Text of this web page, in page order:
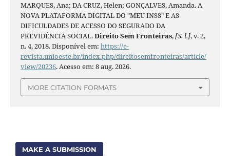
MARQUES, Ana; DA CRUZ, Helen; GONÇALVES, Amanda. A
NOVA PLATAFORMA DIGITAL DO "MEU INSS" E AS
DIFICULDADES DE ACESSO DO SEGURADO DA
PREVIDÊNCIA SOCIAL.Direito Sem Fronteiras,[S. l.], v. 2,
n. 4, 2018. Disponível em: https://e-
revista.unioeste.br/index.php/direitosemfronteiras/article/
view/20236. Acesso em: 8 aug. 2026.
MORE CITATION FORMATS
MAKE A SUBMISSION